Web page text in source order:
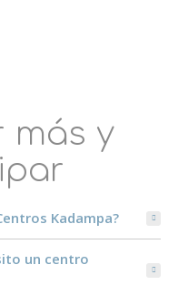
más y
Kadampa?
un centro